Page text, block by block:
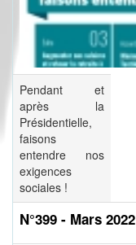
Pendant et
après la
Présidentielle,
faisons
entendre nos
exigences
sociales !
N°399 - Mars 2022